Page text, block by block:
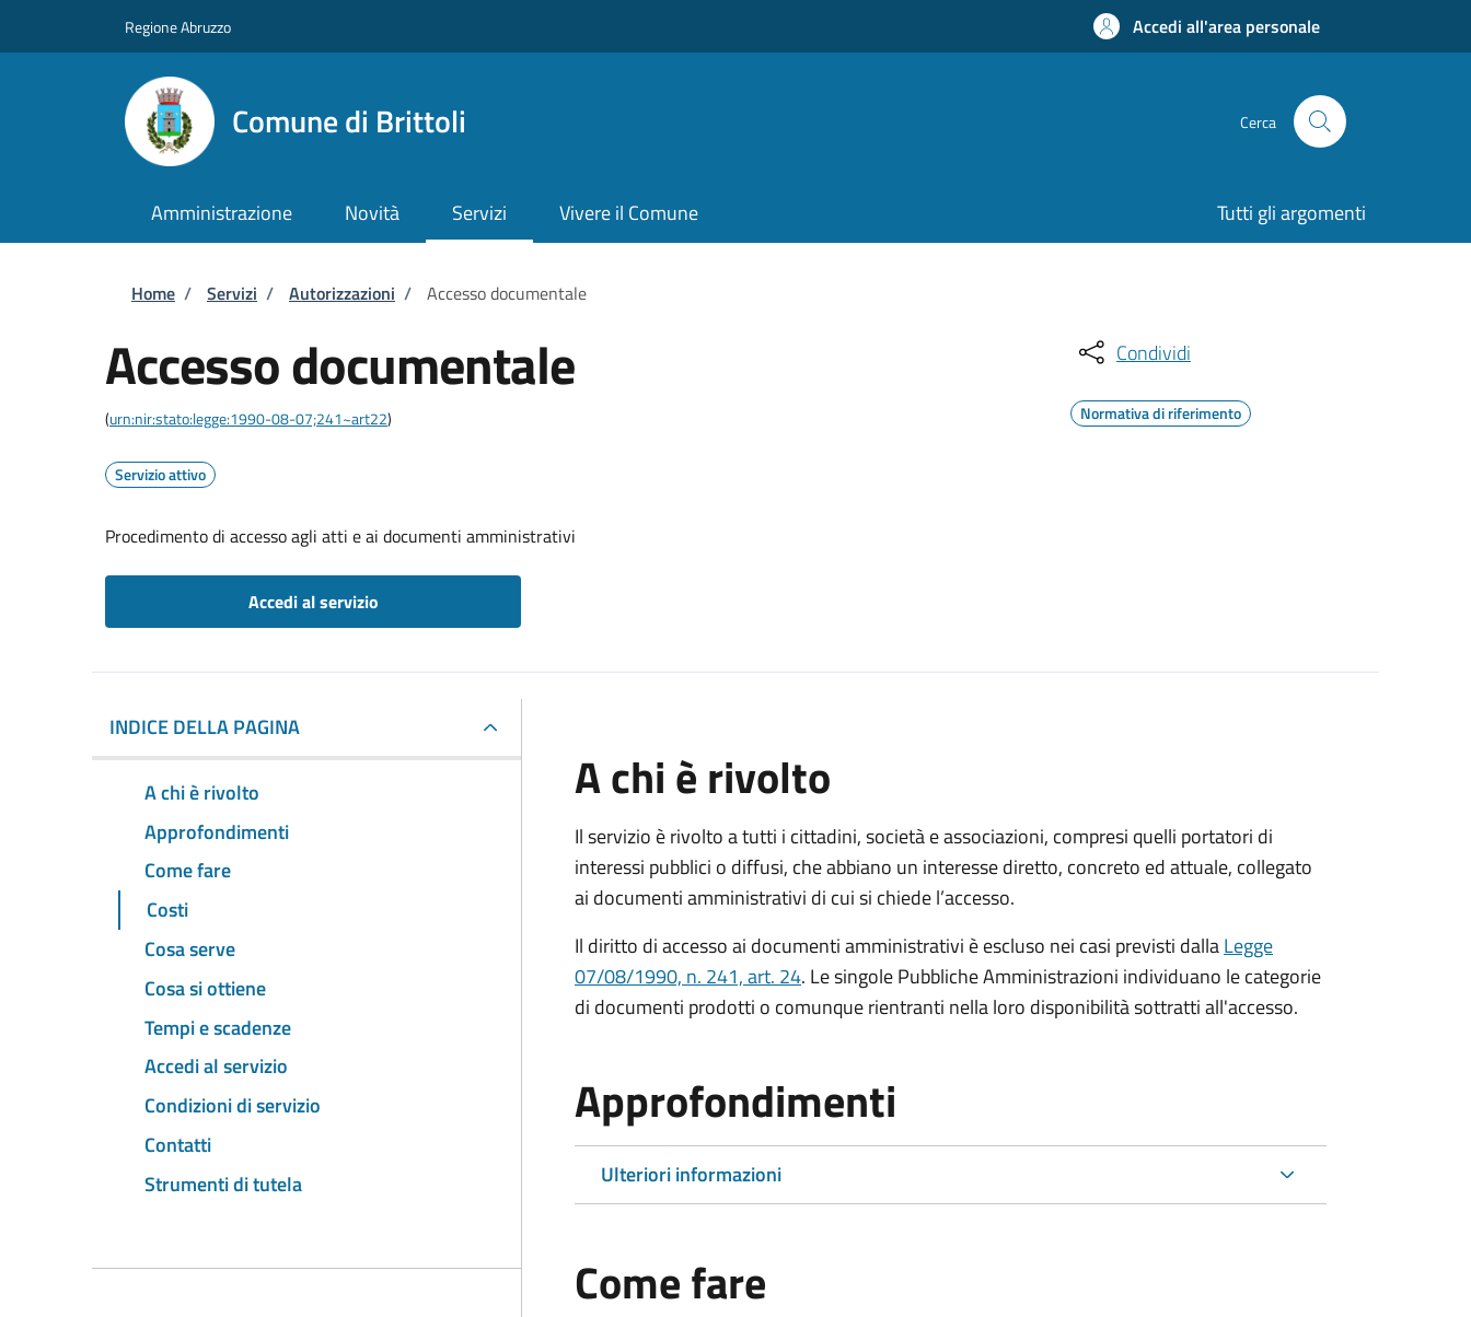
Regione Abruzzo Accedi all'area personale
Comune di Brittoli Cerca
Amministrazione Novità Servizi Vivere il Comune Tutti gli argomenti
Briciole di pane
Home / Servizi / Autorizzazioni / Accesso documentale
Accesso documentale
(urn:nir:stato:legge:1990-08-07;241~art22)
Servizio attivo
Procedimento di accesso agli atti e ai documenti amministrativi
Accedi al servizio
Condividi
Normativa di riferimento
INDICE DELLA PAGINA
A chi è rivolto
Approfondimenti
Come fare
Costi
Cosa serve
Cosa si ottiene
Tempi e scadenze
Accedi al servizio
Condizioni di servizio
Contatti
Strumenti di tutela
A chi è rivolto
Il servizio è rivolto a tutti i cittadini, società e associazioni, compresi quelli portatori di
interessi pubblici o diffusi, che abbiano un interesse diretto, concreto ed attuale, collegato
ai documenti amministrativi di cui si chiede l’accesso.
Il diritto di accesso ai documenti amministrativi è escluso nei casi previsti dallaLegge
07/08/1990, n. 241, art. 24. Le singole Pubbliche Amministrazioni individuano le categorie
di documenti prodotti o comunque rientranti nella loro disponibilità sottratti all'accesso.
Approfondimenti
Ulteriori informazioni
Come fare